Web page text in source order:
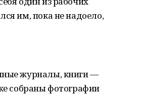
им, пока не надоело,
журналы, книги —
собраны фотографии